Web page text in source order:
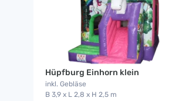
Hüpfburg Einhorn klein
inkl. Gebläse
B 3,9 x L 2,8 x H 2,5 m